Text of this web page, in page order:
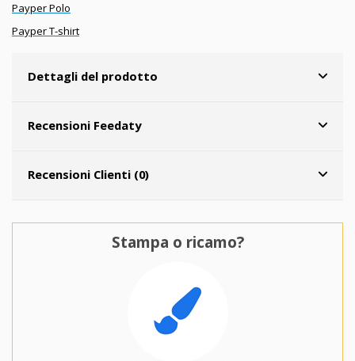
Payper Polo
Payper T-shirt
Dettagli del prodotto
Recensioni Feedaty
Recensioni Clienti (0)
Stampa o ricamo?